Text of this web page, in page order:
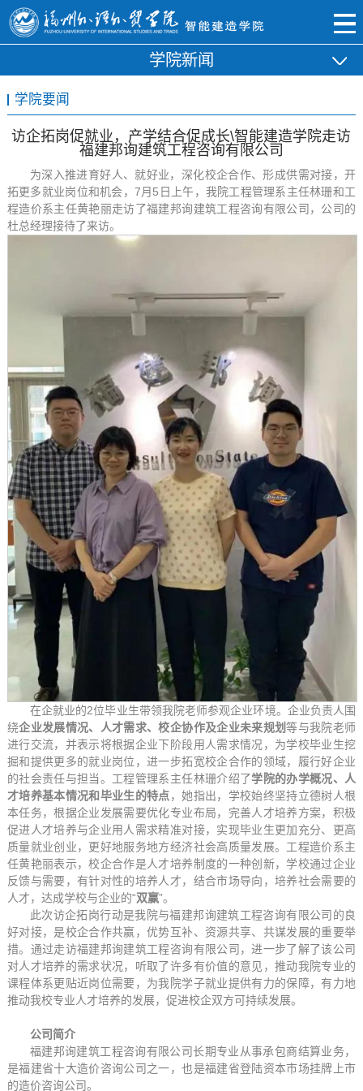
学院新闻
学院要闻
访企拓岗促就业，产学结合促成长\智能建造学院走访
福建邦询建筑工程咨询有限公司
为深入推进育好人、就好业，深化校企合作、形成供需对接，开
拓更多就业岗位和机会，7月5日上午，我院工程管理系主任林珊和工
程造价系主任黄艳丽走访了福建邦询建筑工程咨询有限公司，公司的
杜总经理接待了来访。
在企就业的2位毕业生带领我院老师参观企业环境。企业负责人围
绕企业发展情况、人才需求、校企协作及企业未来规划等与我院老师
进行交流，并表示将根据企业下阶段用人需求情况，为学校毕业生挖
掘和提供更多的就业岗位，进一步拓宽校企合作的领域，履行好企业
的社会责任与担当。工程管理系主任林珊介绍了学院的办学概况、人
才培养基本情况和毕业生的特点，她指出，学校始终坚持立德树人根
本任务，根据企业发展需要优化专业布局，完善人才培养方案，积极
促进人才培养与企业用人需求精准对接，实现毕业生更加充分、更高
质量就业创业，更好地服务地方经济社会高质量发展。工程造价系主
任黄艳丽表示，校企合作是人才培养制度的一种创新，学校通过企业
反馈与需要，有针对性的培养人才，结合市场导向，培养社会需要的
人才，达成学校与企业的“双赢”。
此次访企拓岗行动是我院与福建邦询建筑工程咨询有限公司的良
好对接，是校企合作共赢，优势互补、资源共享、共谋发展的重要举
措。通过走访福建邦询建筑工程咨询有限公司，进一步了解了该公司
对人才培养的需求状况，听取了许多有价值的意见，推动我院专业的
课程体系更贴近岗位需要，为我院学子就业提供有力的保障，有力地
推动我校专业人才培养的发展，促进校企双方可持续发展。
公司简介
福建邦询建筑工程咨询有限公司长期专业从事承包商结算业务，
是福建省十大造价咨询公司之一，也是福建省登陆资本市场挂牌上市
的造价咨询公司。